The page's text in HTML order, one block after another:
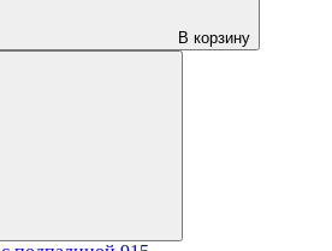
В корзину